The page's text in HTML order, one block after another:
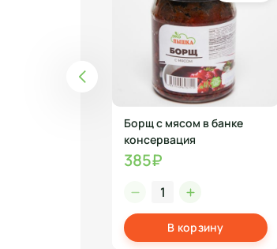
Борщ с мясом в банке
консервация
385₽
В корзину